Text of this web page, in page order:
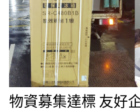
物資募集達標 友好